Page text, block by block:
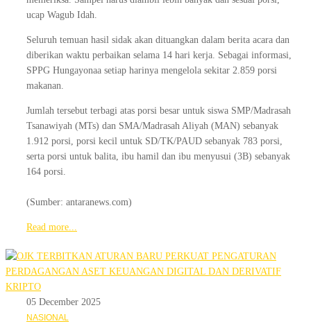
ucap Wagub Idah.
Seluruh temuan hasil sidak akan dituangkan dalam berita acara dan
diberikan waktu perbaikan selama 14 hari kerja. Sebagai informasi,
SPPG Hungayonaa setiap harinya mengelola sekitar 2.859 porsi
makanan.
Jumlah tersebut terbagi atas porsi besar untuk siswa SMP/Madrasah
Tsanawiyah (MTs) dan SMA/Madrasah Aliyah (MAN) sebanyak
1.912 porsi, porsi kecil untuk SD/TK/PAUD sebanyak 783 porsi,
serta porsi untuk balita, ibu hamil dan ibu menyusui (3B) sebanyak
164 porsi.
(Sumber: antaranews.com)
Read more...
05 December 2025
NASIONAL